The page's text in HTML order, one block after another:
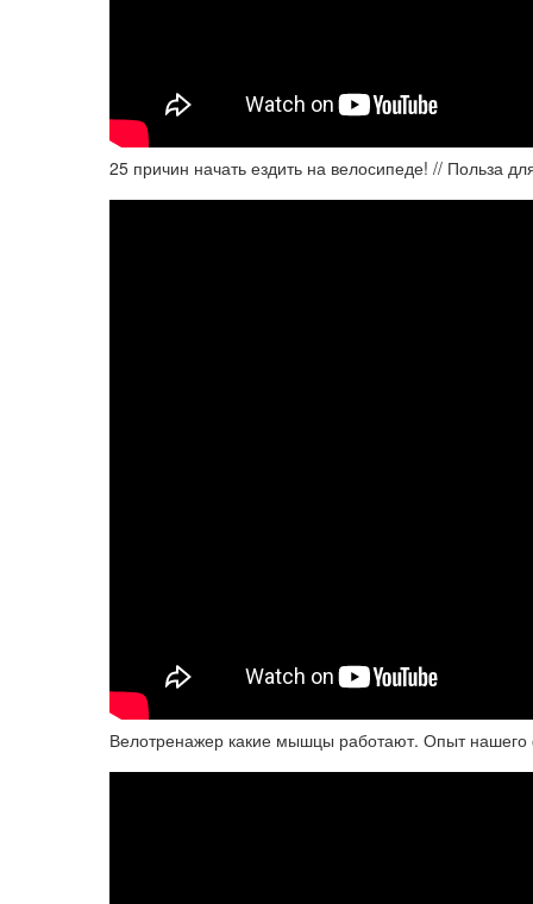
25 причин начать ездить на велосипеде! // Польза
Велотренажер какие мышцы работают. Опыт нашего